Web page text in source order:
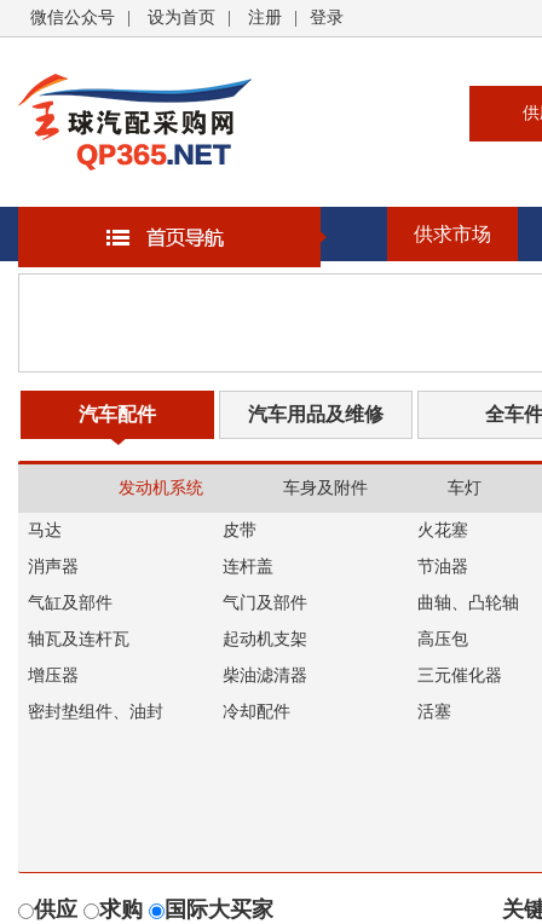
微信公众号 设为首页 注册 登录
供求市场
汽车配件 汽车用品及维修 全车件
发动机系统 车身及附件 车灯
马达 皮带
火花塞
消声器
连杆盖
节油器
气缸及部件
气门及部件
曲轴、凸轮轴
轴瓦及连杆瓦
起动机支架
高压包
增压器
柴油滤清器
三元催化器
密封垫组件、油封
冷却配件 活塞
供应 求购 国际大买家 关